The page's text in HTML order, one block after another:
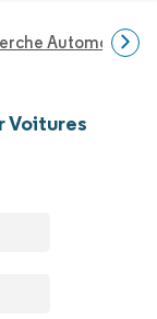
Automobile
Voitures